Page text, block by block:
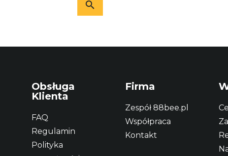
Obsługa
Klienta
FAQ
Regulamin
Polityka
Firma
Zespół 88bee.pl
Współpraca
Kontakt